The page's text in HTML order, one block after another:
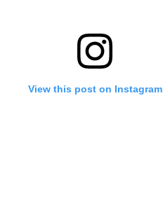
View this post on Instagram